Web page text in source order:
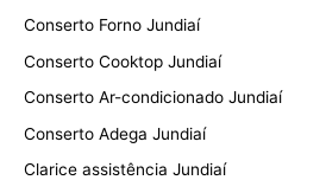
Conserto Forno Jundiaí
Conserto Cooktop Jundiaí
Conserto Ar-condicionado Jundiaí
Conserto Adega Jundiaí
Clarice assistência Jundiaí